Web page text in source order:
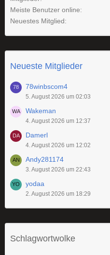
Meiste Benutzer online
Neuestes Mitglied
Neueste Mitglieder
78winbscom4
5. August 2026 um 02:03
Wakeman
4. August 2026 um 12:37
Damerl
4. August 2026 um 12:02
Andy281174
3. August 2026 um 22:43
yodaa
2. August 2026 um 18:29
Schlagwortwolke